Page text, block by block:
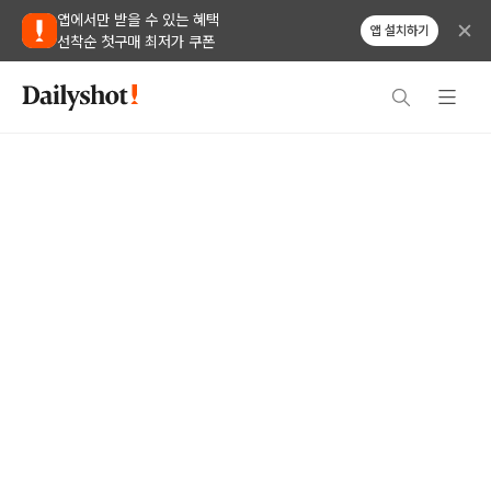
앱에서만 받을 수 있는 혜택
선착순 첫구매 최저가 쿠폰
앱 설치하기